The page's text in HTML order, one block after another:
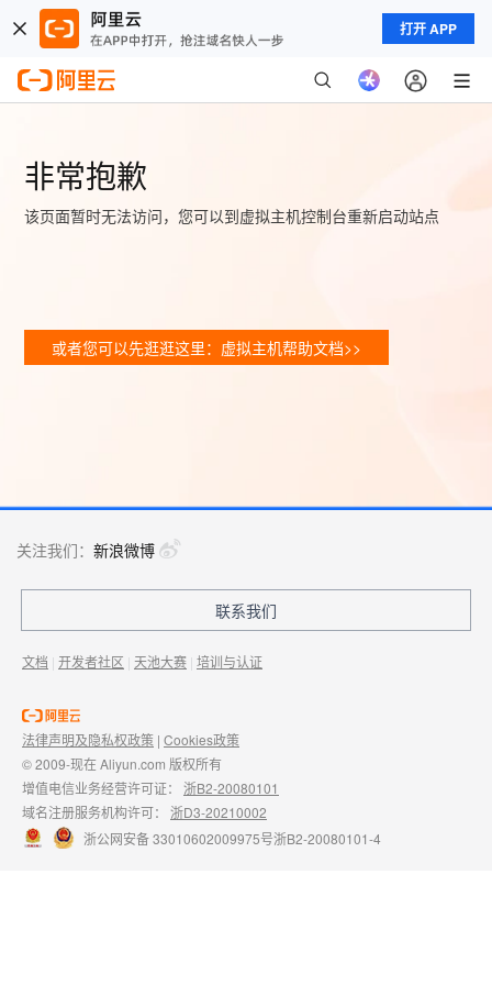
打开 APP
非常抱歉
该页面暂时无法访问，您可以到虚拟主机控制台重新启动站点
或者您可以先逛逛这里：虚拟主机帮助文档>>